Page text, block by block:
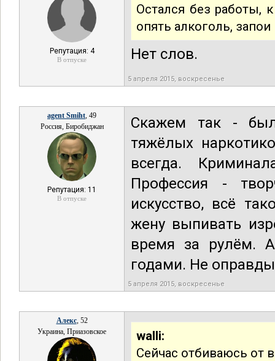
Репутация: 4
В отпуске
Остался без работы,
опять алкоголь, запои
Нет слов.
5 апреля 2015, воскресенье
agent Smiht, 49
Россия, Биробиджан
Репутация: 11
В отпуске
Скажем так -
тяжёлых
всегда.
Профессия -
искусство, всё
жену выпивать
время за рулём.
годами. Не
5 апреля 2015, воскресенье
Алекс, 52
Украина, Приазовское
walli:
Сейчас отбиваюсь от